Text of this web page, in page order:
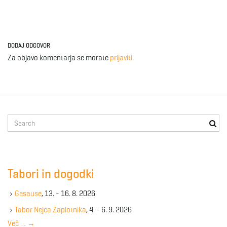
DODAJ ODGOVOR
Za objavo komentarja se morate prijaviti.
e
e
y
w
Tabori in dogodki
Gesause, 13. - 16. 8. 2026
Tabor Nejca Zaplotnika, 4. - 6. 9. 2026
Več … →